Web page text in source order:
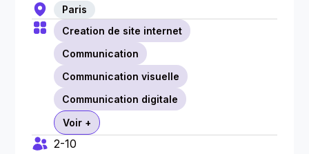
Paris
Creation de site internet
Communication
Communication visuelle
Communication digitale
Voir +
2-10